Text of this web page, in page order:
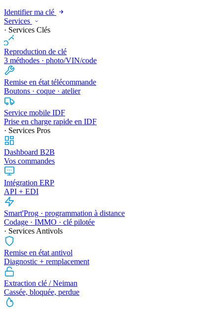
Identifier ma clé
Services
· Services Clés
Reproduction de clé
3 méthodes · photo/VIN/code
Remise en état télécommande
Boutons · coque · atelier
Service mobile IDF
Prise en charge rapide en IDF
· Services Pros
Dashboard B2B
Vos commandes
Intégration ERP
API + EDI
Smart'Prog · programmation à distance
Codage · IMMO · clé pilotée
· Services Antivols
Remise en état antivol
Diagnostic + remplacement
Extraction clé / Neiman
Cassée, bloquée, perdue